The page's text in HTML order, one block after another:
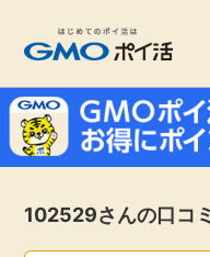
お知らせ
サービスで探す
旅行・レンタ
102529さんの口コ